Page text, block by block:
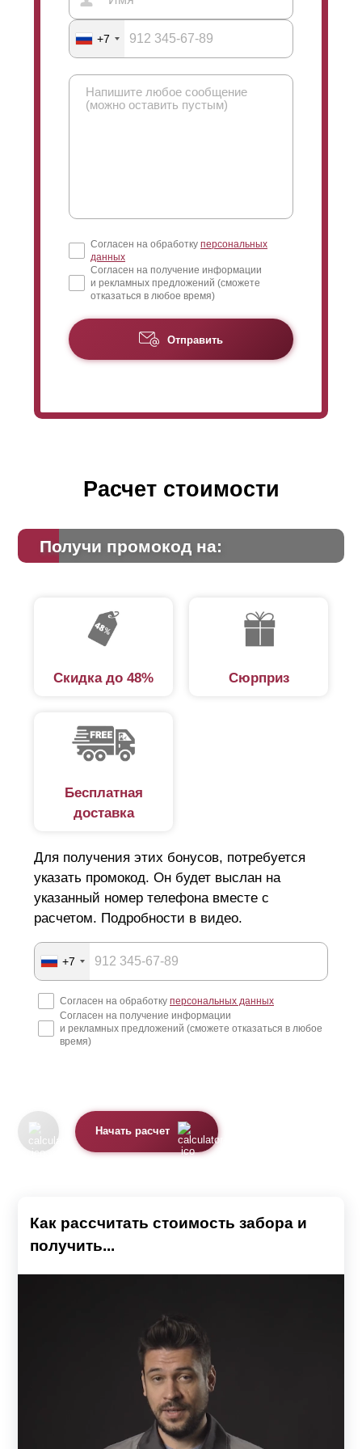
возможности производителя заборов при этом не
ограничены. Окрашивание конструкций забора
производится в специальном цехе производителя
самостоятельно с соблюдением всех правил и
требований. Нанесение толщины слоя полимерно-
порошкового покрытия происходит в параметрах от
60 до 100 микрон.
+7
Согласен на обработку персональных
данных
Согласен на получение информации
и рекламных предложений (сможете
отказаться в любое время)
Отправить
Расчет стоимости
Получи промокод на:
Скидка до 48% Сюрприз
Бесплатная
доставка
Для получения этих бонусов, потребуется
указать промокод. Он будет выслан на
указанный номер телефона вместе с
расчетом. Подробности в видео.
+7
Согласен на обработку персональных данных
Согласен на получение информации
и рекламных предложений (сможете отказаться в любое
время)
Начать расчет
Как рассчитать стоимость забора и
получить...